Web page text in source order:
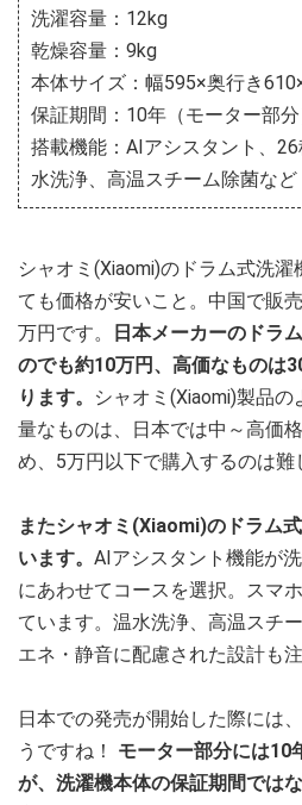
洗濯容量：12kg
乾燥容量：9kg
本体サイズ：幅595×奥行き
保証期間：10年（モーター部分
搭載機能：AIアシスタント、
水洗浄、高温スチーム除菌など
シャオミ(Xiaomi)のドラム式洗
ても価格が安いこと。中国で販
万円です。
日本メーカーのドラ
のでも約10万円、高価なものは
ります。
シャオミ(Xiaomi)製品
量なものは、日本では中～高価
め、5万円以下で購入するのは難
またシャオミ(Xiaomi)のドラム
います。 AIアシスタント機能が
にあわせてコースを選択。スマ
ています。温水洗浄、高温スチ
エネ・静音に配慮された設計も
日本での発売が開始した際には
うですね！ モーター部分には10
が、洗濯機本体の保証期間では